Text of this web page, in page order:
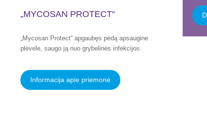
„MYCOSAN PROTECT“
„Mycosan Protect“ apgaubęs pėdą apsaugine
plėvele, saugo ją nuo grybelinės infekcijos.
Informacija apie priemonė